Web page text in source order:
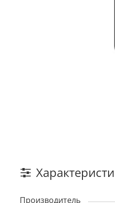
Производитель